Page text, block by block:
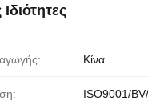
Κίνα
ISO9001/BV/